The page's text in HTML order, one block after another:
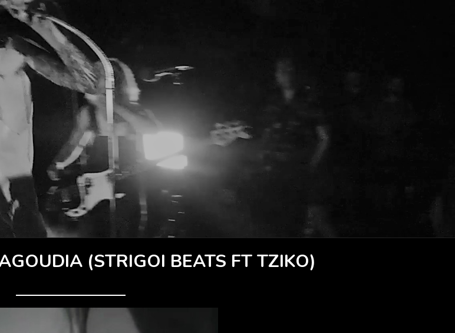
(STRIGOI BEATS FT TZIKO)